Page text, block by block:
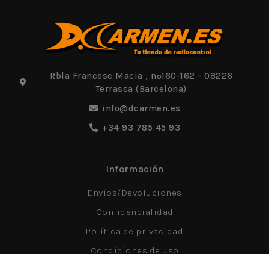
Rbla Francesc Macia , nº160-162 - 08226
Terrassa (Barcelona)
info@dcarmen.es
+34 93 785 45 93
Información
Envíos/Devoluciones
Confidencialidad
Política de privacidad
Condiciones de uso